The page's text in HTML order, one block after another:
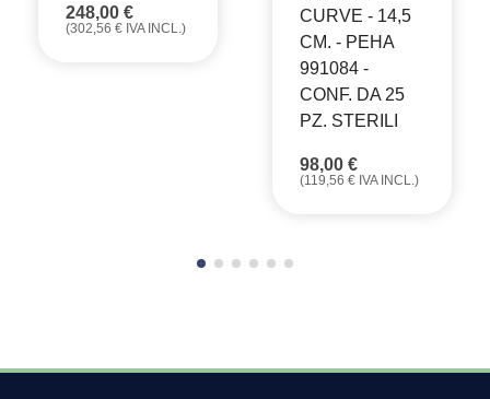
248,00 €
(302,56 € IVA INCL.)
CURVE - 14,5
CM. - PEHA
991084 -
CONF. DA 25
PZ. STERILI
98,00 €
(119,56 € IVA INCL.)